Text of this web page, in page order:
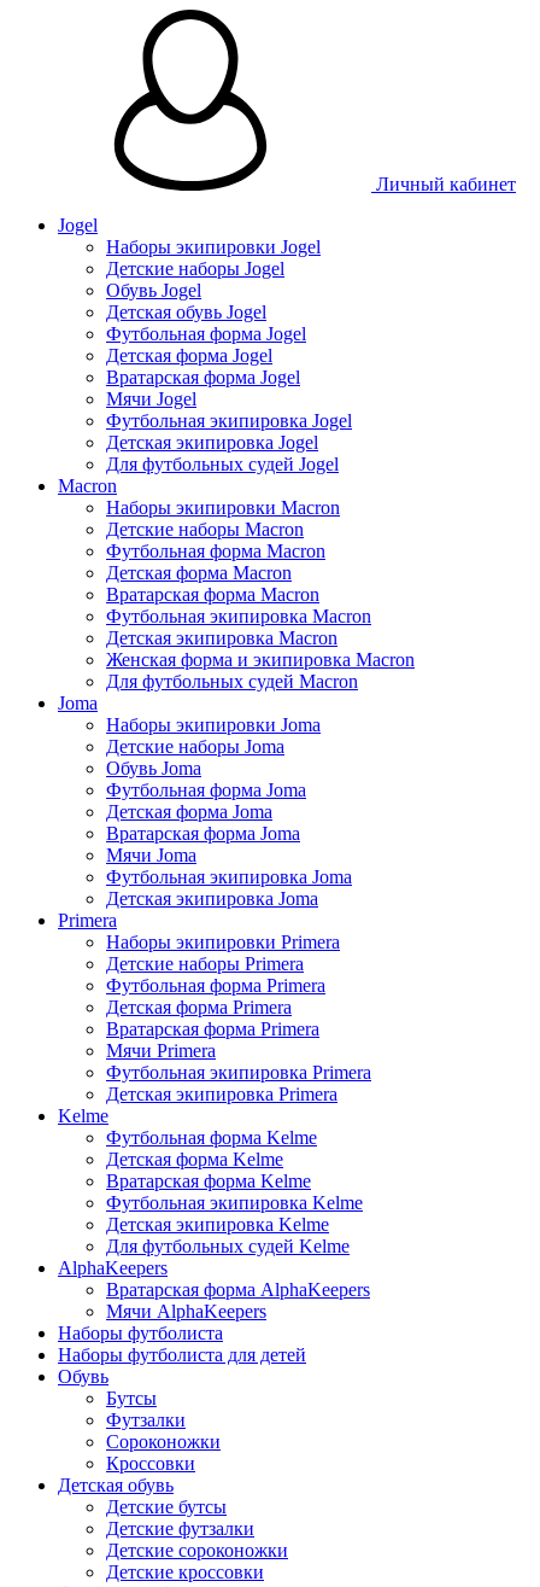
Личный кабинет
Jogel
Наборы экипировки Jogel
Детские наборы Jogel
Обувь Jogel
Детская обувь Jogel
Футбольная форма Jogel
Детская форма Jogel
Вратарская форма Jogel
Мячи Jogel
Футбольная экипировка Jogel
Детская экипировка Jogel
Для футбольных судей Jogel
Macron
Наборы экипировки Macron
Детские наборы Macron
Футбольная форма Macron
Детская форма Macron
Вратарская форма Macron
Футбольная экипировка Macron
Детская экипировка Macron
Женская форма и экипировка Macron
Для футбольных судей Macron
Joma
Наборы экипировки Joma
Детские наборы Joma
Обувь Joma
Футбольная форма Joma
Детская форма Joma
Вратарская форма Joma
Мячи Joma
Футбольная экипировка Joma
Детская экипировка Joma
Primera
Наборы экипировки Primera
Детские наборы Primera
Футбольная форма Primera
Детская форма Primera
Вратарская форма Primera
Мячи Primera
Футбольная экипировка Primera
Детская экипировка Primera
Kelme
Футбольная форма Kelme
Детская форма Kelme
Вратарская форма Kelme
Футбольная экипировка Kelme
Детская экипировка Kelme
Для футбольных судей Kelme
AlphaKeepers
Вратарская форма AlphaKeepers
Мячи AlphaKeepers
Наборы футболиста
Наборы футболиста для детей
Обувь
Бутсы
Футзалки
Сороконожки
Кроссовки
Детская обувь
Детские бутсы
Детские футзалки
Детские сороконожки
Детские кроссовки